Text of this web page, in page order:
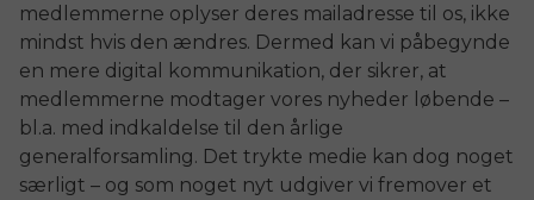
medlemmerne oplyser deres mailadresse til os, ikke
mindst hvis den ændres. Dermed kan vi påbegynde
en mere digital kommunikation, der sikrer, at
medlemmerne modtager vores nyheder løbende –
bl.a. med indkaldelse til den årlige
generalforsamling. Det trykte medie kan dog noget
særligt – og som noget nyt udgiver vi fremover et